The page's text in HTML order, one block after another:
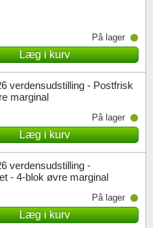
På lager
Læg i kurv
verdensudstilling - Postfrisk
marginal
På lager
Læg i kurv
verdensudstilling -
- 4-blok øvre marginal
På lager
Læg i kurv